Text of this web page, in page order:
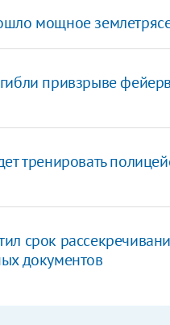
мощное
привзрыве
тренировать
срок
документов